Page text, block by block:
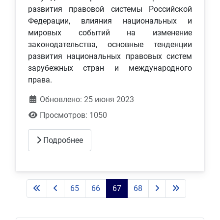
развития правовой системы Российской
Федерации, влияния национальных и
мировых событий на изменение
законодательства, основные тенденции
развития национальных правовых систем
зарубежных стран и международного
права.
Обновлено: 25 июня 2023
Просмотров: 1050
Подробнее
65 66 67 68